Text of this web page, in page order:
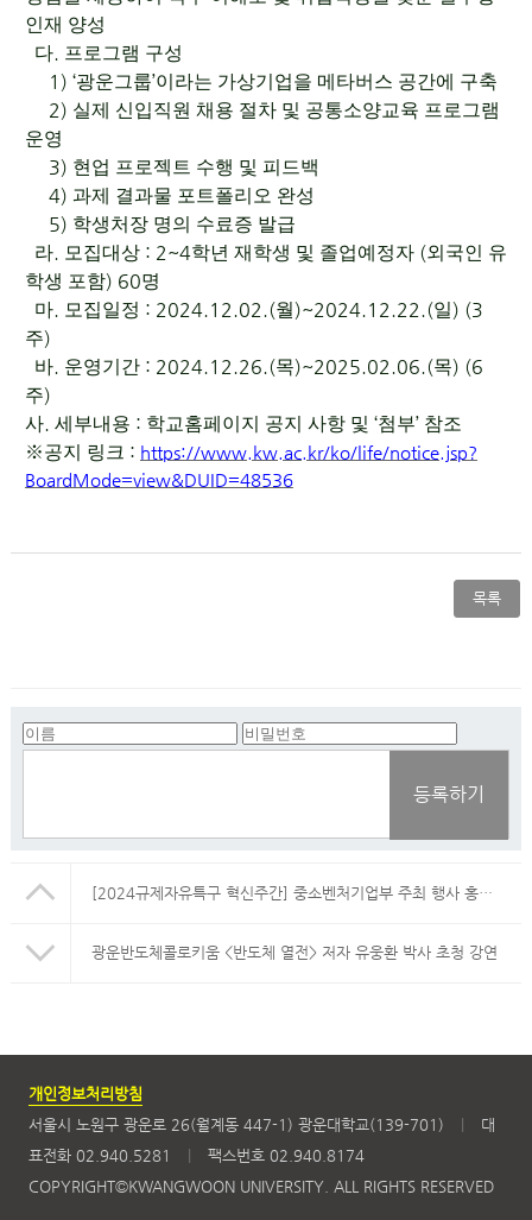
인재 양성
다. 프로그램 구성
1) ‘광운그룹’이라는 가상기업을 메타버스 공간에 구축
2) 실제 신입직원 채용 절차 및 공통소양교육 프로그램
운영
3) 현업 프로젝트 수행 및 피드백
4) 과제 결과물 포트폴리오 완성
5) 학생처장 명의 수료증 발급
라. 모집대상 : 2~4학년 재학생 및 졸업예정자 (외국인 유
학생 포함) 60명
마. 모집일정 : 2024.12.02.(월)~2024.12.22.(일) (3
주)
바. 운영기간 : 2024.12.26.(목)~2025.02.06.(목) (6
주)
사. 세부내용 : 학교홈페이지 공지 사항 및 ‘첨부’ 참조
※공지 링크 : https://www.kw.ac.kr/ko/life/notice.jsp?
BoardMode=view&DUID=48536
목록
등록하기
[2024규제자유특구 혁신주간] 중소벤처기업부 주최 행사 홍보 협조 요청 및 단체 참관 신청 안내
광운반도체콜로키움 <반도체 열전> 저자 유웅환 박사 초청 강연
개인정보처리방침
서울시 노원구 광운로 26(월계동 447-1) 광운대학교(139-701)
대
표전화 02.940.5281
팩스번호 02.940.8174
COPYRIGHT©KWANGWOON UNIVERSITY. ALL RIGHTS RESERVED